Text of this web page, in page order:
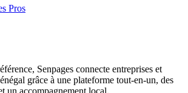
Pros
Senpages connecte entreprises et
grâce à une plateforme tout-en-un, des
un accompagnement local.